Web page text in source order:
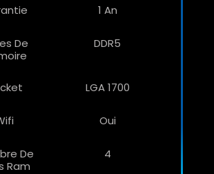
1 An
De
DDR5
LGA 1700
Oui
De
Ram
4